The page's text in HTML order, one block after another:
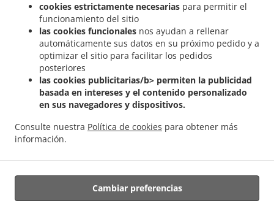
cookies estrictamente necesarias para permitir el
funcionamiento del sitio
las cookies funcionales nos ayudan a rellenar
automáticamente sus datos en su próximo pedido y a
optimizar el sitio para facilitar los pedidos
posteriores
las cookies publicitarias/b> permiten la publicidad
basada en intereses y el contenido personalizado
en sus navegadores y dispositivos.
Consulte nuestra Política de cookies para obtener más
información.
Cambiar preferencias
Leudelingen . Comida Griega a domicilio Fentange .
Comida Griega a domicilio
Kockelscheuer . Comida Griega a domicilio Kopstal Rollengergronn
domicilio Kopstal Bridel
. Comida Griega a domicilio Kopstal .
Comida Griega a
domicilio Koplescht Briddel . Comida Griega a domicilio Koplescht .
domicilio Bereldange . Comida Griega a domicilio Walfer
Walferdange Bereldange
Comida Griega a domicilio Walferdange Beggen . Comida
Griega a domicilio Walferdange Dommeldange
.
Comida Griega a domicilio
Bereldange . Comida Griega a domicilio L . Comida Griega a domicilio Nidderaanwen
domicilio. Ordena comida para llevar